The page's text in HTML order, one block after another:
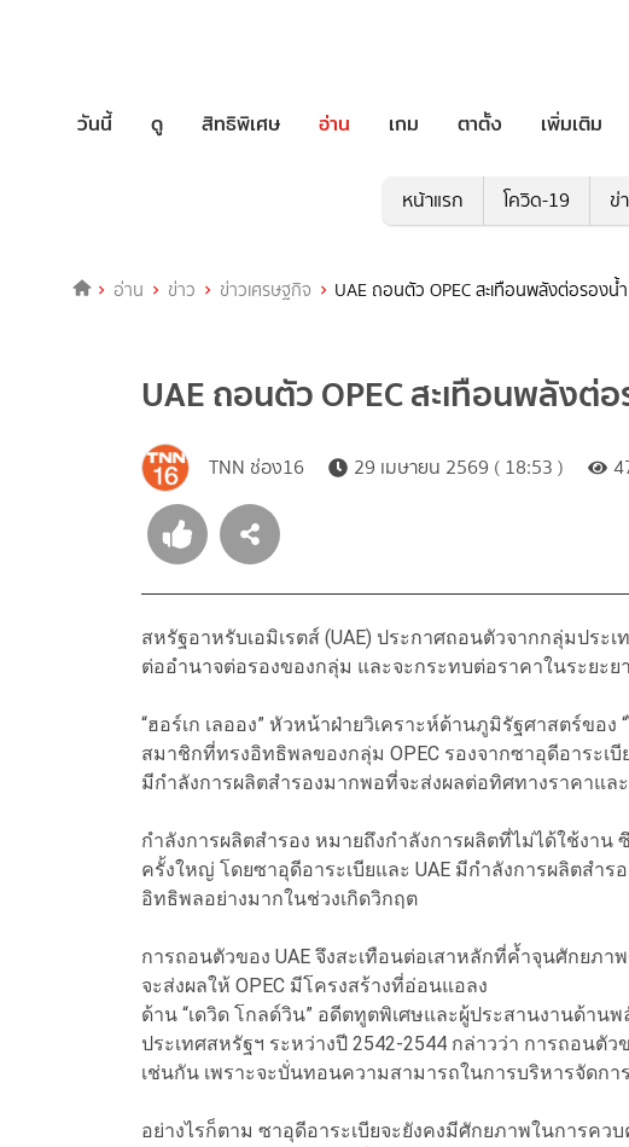
วันนี้ ดู สิทธิพิเศษ อ่าน เกม ตาตั้ง เพิ่มเติม
หน้าแรก โควิด-19 ข่
อ่าน ข่าว ข่าวเศรษฐกิจ UAE ถอนตัว OPEC สะเทือนพลังต่อรองน้
UAE ถอนตัว OPEC สะเทือนพลังต่
TNN ช่อง16 29 เมษายน 2569 ( 18:53 )
สหรัฐอาหรับเอมิเรตส์ (UAE) ประกาศถอนตัวจากกลุ่มประ
ต่ออำนาจต่อรองของกลุ่ม และจะกระทบต่อราคาในระยะย
“ฮอร์เก เลออง” หัวหน้าฝ่ายวิเคราะห์ด้านภูมิรัฐศาสตร์ของ
สมาชิกที่ทรงอิทธิพลของกลุ่ม OPEC รองจากซาอุดีอาระเ
มีกำลังการผลิตสำรองมากพอที่จะส่งผลต่อทิศทางราคาแ
กำลังการผลิตสำรอง หมายถึงกำลังการผลิตที่ไม่ได้ใช้งาน
ครั้งใหญ่ โดยซาอุดีอาระเบียและ UAE มีกำลังการผลิตสำ
อิทธิพลอย่างมากในช่วงเกิดวิกฤต
การถอนตัวของ UAE จึงสะเทือนต่อเสาหลักที่ค้ำจุนศักยภา
จะส่งผลให้ OPEC มีโครงสร้างที่อ่อนแอลง
ด้าน “เดวิด โกลด์วิน” อดีตทูตพิเศษและผู้ประสานงานด้าน
ประเทศสหรัฐฯ ระหว่างปี 2542-2544 กล่าวว่า การถอนตัว
เช่นกัน เพราะจะบั่นทอนความสามารถในการบริหารจัดก
อย่างไรก็ตาม ซาอุดีอาระเบียจะยังคงมีศักยภาพในการค